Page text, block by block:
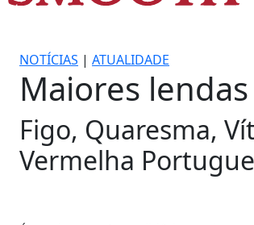
NOTÍCIAS | ATUALIDADE
Maiores
Figo, Quaresma,
Vermelha